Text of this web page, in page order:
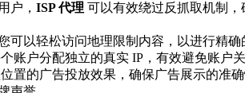
户， ISP 代理 可以有效绕过反抓取机制
您可以轻松访问地理限制内容，以进行精确
账户分配独立的真实 IP，有效避免账户
置的广告投放效果，确保广告展示的准确